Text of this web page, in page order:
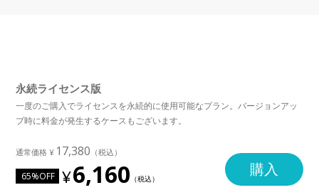
永続ライセンス版
一度のご購入でライセンスを永続的に使用可能なプラン。バージョンアッ
プ時に料金が発生するケースもございます。
17,380
65%OFF 6,160 購入